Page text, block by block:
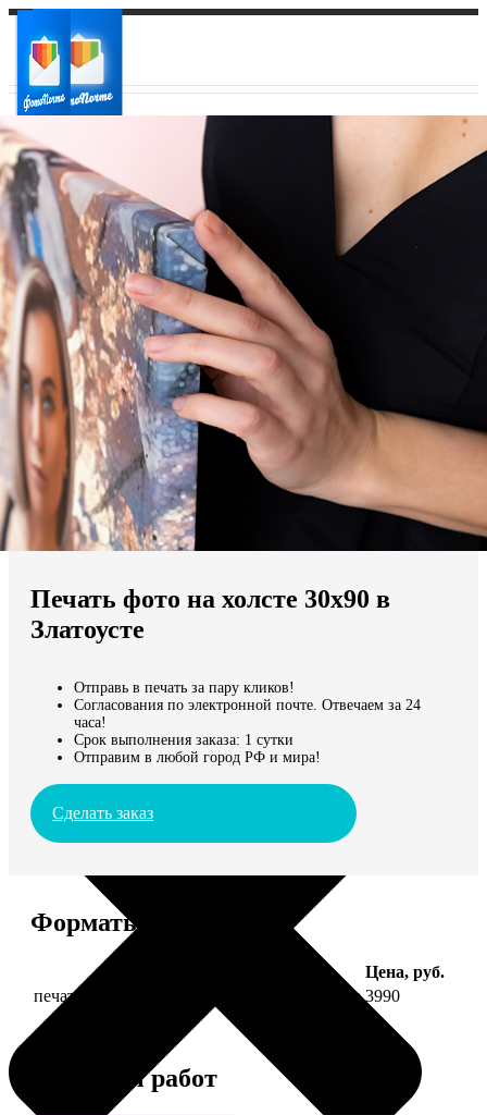
Ваш город:
Ваш регион доставки
Выберите из списка:
Мы доставляем по всему миру
Продолжить без города
Печать фото на холсте 30х90 в
Златоусте
Отправь в печать за пару кликов!
Согласования по электронной почте. Отвечаем за 24
часа!
Срок выполнения заказа: 1 сутки
Отправим в любой город РФ и мира!
Сделать заказ
Форматы и цены
Цена, руб.
печать фото на холсте 30х90 на подрамнике 3990
Примеры работ